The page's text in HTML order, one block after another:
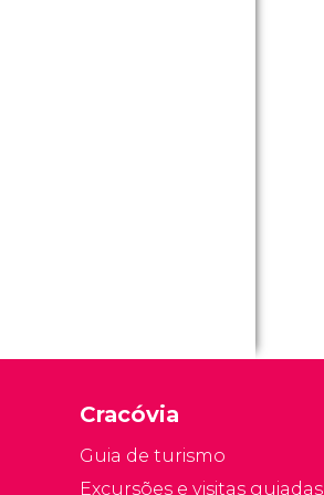
Cracóvia
Guia de turismo
Excursões e visitas guiadas